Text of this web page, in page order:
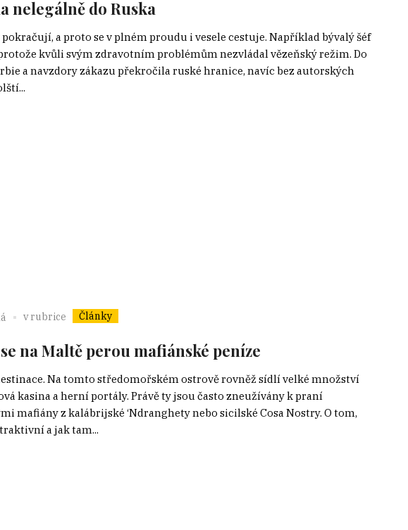
nelegálně do Ruska
a proto se v plném proudu i vesele cestuje. Například bývalý šéf
kvůli svým zdravotním problémům nezvládal vězeňský režim. Do
a navzdory zákazu překročila ruské hranice, navíc bez autorských
v rubrice Články
na Maltě perou mafiánské peníze
Na tomto středomořském ostrově rovněž sídlí velké množství
kasina a herní portály. Právě ty jsou často zneužívány k praní
mafiány z kalábrijské ‘Ndranghety nebo sicilské Cosa Nostry. O tom,
a jak tam...